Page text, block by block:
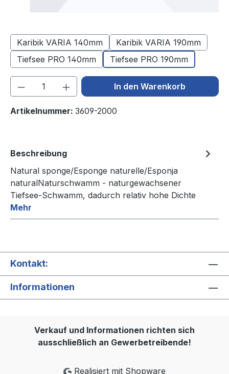
Karibik VARIA 140mm
Karibik VARIA 190mm
Tiefsee PRO 140mm
Tiefsee PRO 190mm
Produkt Anzahl: Gib denIn den Warenkorb
Artikelnummer: 3609-2000
Beschreibung
Natural sponge/Esponge naturelle/Esponja
naturalNaturschwamm - naturgewachsener
Tiefsee-Schwamm, dadurch relativ hohe Dichte
Mehr
Kontakt:
Informationen
Verkauf und Informationen richten sich
ausschließlich an Gewerbetreibende!
Realisiert mit Shopware